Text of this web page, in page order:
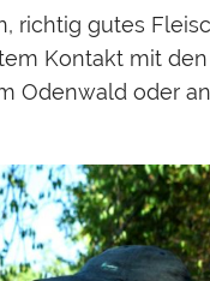
richtig gutes
Kontakt mit
Odenwald oder